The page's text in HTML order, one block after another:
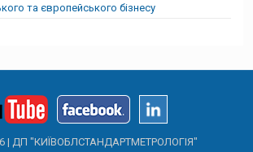
та європейського бізнесу
| ДП "КИЇВОБЛСТАНДАРТМЕТРОЛОГІЯ"